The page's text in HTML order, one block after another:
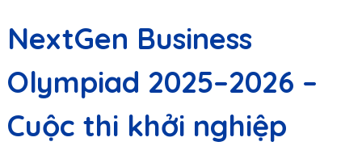
NextGen Business
Olympiad 2025–2026 –
Cuộc thi khởi nghiệp